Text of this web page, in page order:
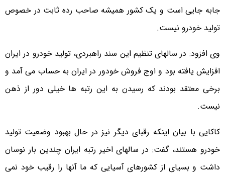
جابه جایی است و یک کشور همیشه صاحب رده ثابت در خصوص
تولید خودرو نیست.
وی افزود: در سالهای تنظیم این سند راهبردی، تولید خودرو در ایران
افزایش یافته بود و اوج فروش خودور در ایران به حساب می آمد و
برخی معتقد بودند که رسیدن به این رتبه ها خیلی دور از ذهن
نیست.
کاکایی با بیان اینکه رقبای دیگر نیز در حال بهبود وضعیت تولید
خودرو هستند، گفت: در سالهای اخیر رتبه ایران چندین بار نوسان
داشت و بسیای از کشورهای آسیایی که ما آنها را رقیب خود نمی